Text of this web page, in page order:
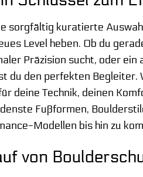
kuratierte
Level heben. Ob du
Präzision sucht, oder
du den perfekten Begleiter.
deine Technik, deinen
Fußformen,
Modellen bis hin zu
von